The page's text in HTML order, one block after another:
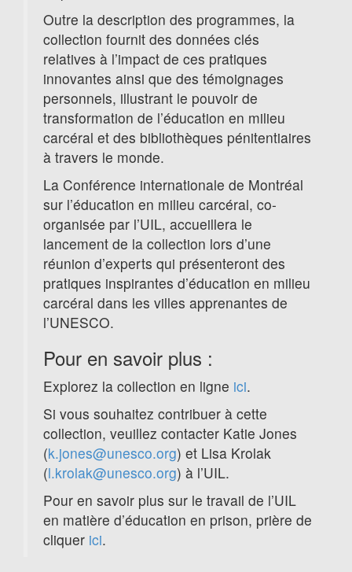
Outre la description des programmes, la
collection fournit des données clés
relatives à l’impact de ces pratiques
innovantes ainsi que des témoignages
personnels, illustrant le pouvoir de
transformation de l’éducation en milieu
carcéral et des bibliothèques pénitentiaires
à travers le monde.
La Conférence internationale de Montréal
sur l’éducation en milieu carcéral, co-
organisée par l’UIL, accueillera le
lancement de la collection lors d’une
réunion d’experts qui présenteront des
pratiques inspirantes d’éducation en milieu
carcéral dans les villes apprenantes de
l’UNESCO.
Pour en savoir plus :
Explorez la collection en ligne ici.
Si vous souhaitez contribuer à cette
collection, veuillez contacter Katie Jones
(k.jones@unesco.org) et Lisa Krolak
(l.krolak@unesco.org) à l’UIL.
Pour en savoir plus sur le travail de l’UIL
en matière d’éducation en prison, prière de
cliquer ici.